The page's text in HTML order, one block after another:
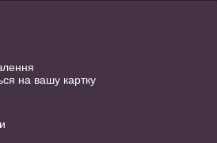
на вашу картку